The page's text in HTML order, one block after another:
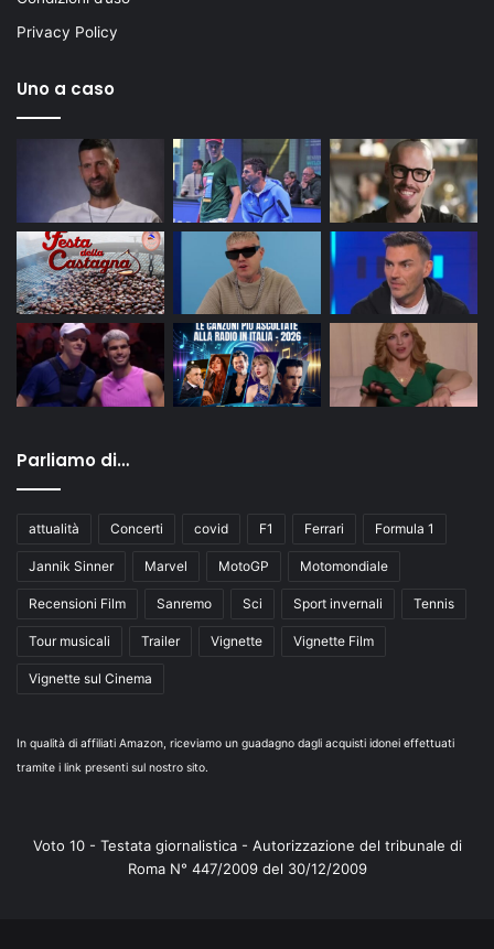
Privacy Policy
Uno a caso
Parliamo di…
attualità Concerti covid F1 Ferrari Formula 1
Jannik Sinner Marvel MotoGP Motomondiale
Recensioni Film Sanremo Sci Sport invernali Tennis
Tour musicali Trailer Vignette Vignette Film
Vignette sul Cinema
In qualità di affiliati Amazon, riceviamo un guadagno dagli acquisti idonei effettuati
tramite i link presenti sul nostro sito.
Voto 10 - Testata giornalistica - Autorizzazione del tribunale di
Roma N° 447/2009 del 30/12/2009